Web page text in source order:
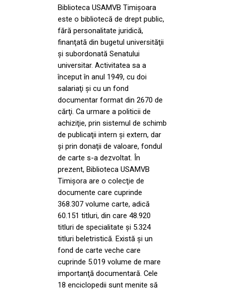
Biblioteca USAMVB Timişoara
este o bibliotecă de drept public,
fără personalitate juridică,
finanţată din bugetul universităţii
şi subordonată Senatului
universitar. Activitatea sa a
început în anul 1949, cu doi
salariaţi şi cu un fond
documentar format din 2670 de
cărţi. Ca urmare a politicii de
achiziţie, prin sistemul de schimb
de publicaţii intern şi extern, dar
şi prin donaţii de valoare, fondul
de carte s-a dezvoltat. În
prezent, Biblioteca USAMVB
Timişora are o colecţie de
documente care cuprinde
368.307 volume carte, adică
60.151 titluri, din care 48.920
titluri de specialitate şi 5.324
titluri beletristică. Există şi un
fond de carte veche care
cuprinde 5.019 volume de mare
importanţă documentară. Cele
18 enciclopedii sunt menite să